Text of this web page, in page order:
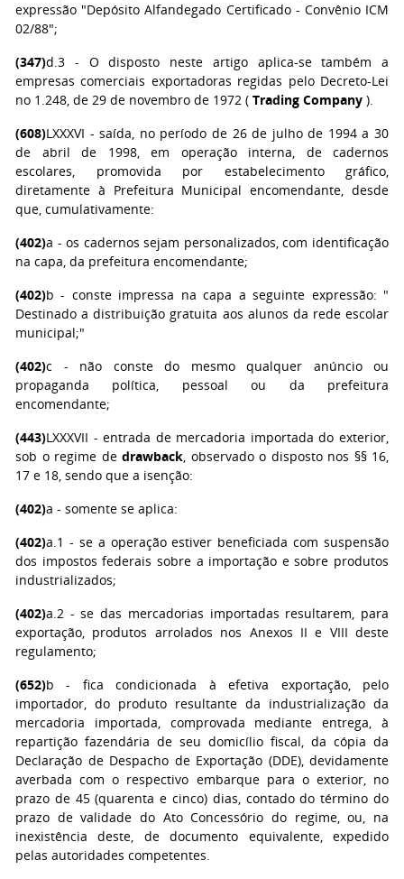
expressão "Depósito Alfandegado Certificado - Convênio ICM
02/88";
(347)d.3 - O disposto neste artigo aplica-se também a
empresas comerciais exportadoras regidas pelo Decreto-Lei
no 1.248, de 29 de novembro de 1972 ( Trading Company ).
(608)LXXXVI - saída, no período de 26 de julho de 1994 a 30
de abril de 1998, em operação interna, de cadernos
escolares, promovida por estabelecimento gráfico,
diretamente à Prefeitura Municipal encomendante, desde
que, cumulativamente:
(402)a - os cadernos sejam personalizados, com identificação
na capa, da prefeitura encomendante;
(402)b - conste impressa na capa a seguinte expressão: "
Destinado a distribuição gratuita aos alunos da rede escolar
municipal;"
(402)c - não conste do mesmo qualquer anúncio ou
propaganda política, pessoal ou da prefeitura
encomendante;
(443)LXXXVII - entrada de mercadoria importada do exterior,
sob o regime de drawback, observado o disposto nos §§ 16,
17 e 18, sendo que a isenção:
(402)a - somente se aplica:
(402)a.1 - se a operação estiver beneficiada com suspensão
dos impostos federais sobre a importação e sobre produtos
industrializados;
(402)a.2 - se das mercadorias importadas resultarem, para
exportação, produtos arrolados nos Anexos II e VIII deste
regulamento;
(652)b - fica condicionada à efetiva exportação, pelo
importador, do produto resultante da industrialização da
mercadoria importada, comprovada mediante entrega, à
repartição fazendária de seu domicílio fiscal, da cópia da
Declaração de Despacho de Exportação (DDE), devidamente
averbada com o respectivo embarque para o exterior, no
prazo de 45 (quarenta e cinco) dias, contado do término do
prazo de validade do Ato Concessório do regime, ou, na
inexistência deste, de documento equivalente, expedido
pelas autoridades competentes.